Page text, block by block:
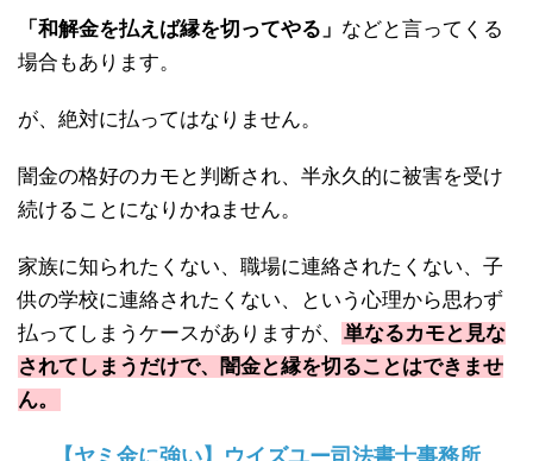
「和解金を払えば縁を切ってやる」 などと言ってくる
場合もあります。
が、絶対に払ってはなりません。
闇金の格好のカモと判断され、半永久的に被害を受け
続けることになりかねません。
家族に知られたくない、職場に連絡されたくない、子
供の学校に連絡されたくない、という心理から思わず
払ってしまうケースがありますが、
単なるカモと見な
されてしまうだけで、闇金と縁を切ることはできませ
ん。
【ヤミ金に強い】ウイズユー司法書士事務所